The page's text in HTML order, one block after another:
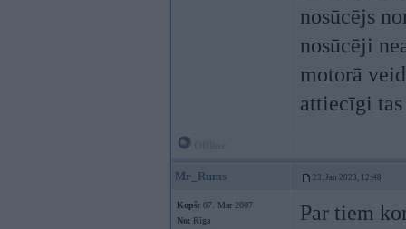
nosūcējs
nosūcēji
motorā
attiecīgi
Mr_Rums 23. Jan 2023, 12:48
Kopš: 07. Mar 2007
No: Rīga
Par tiem